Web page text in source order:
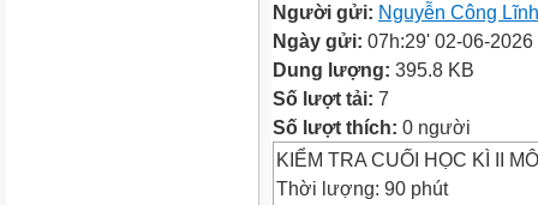
Người gửi: Nguyễn Công Lĩnh
Ngày gửi: 07h:29' 02-06-2026
Dung lượng: 395.8 KB
Số lượt tải: 7
Số lượt thích: 0 người
KIỂM TRA CUỐI HỌC KÌ II
Thời lượng: 90 phút